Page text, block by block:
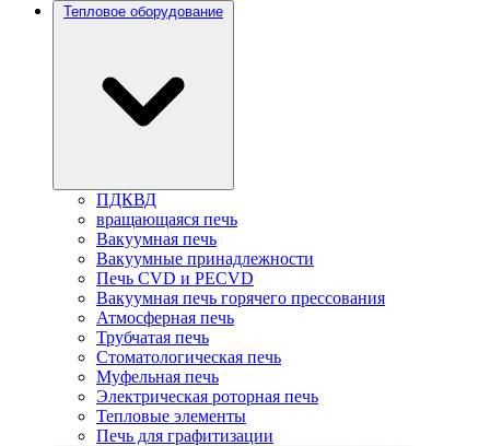
Тепловое оборудование
ПДКВД
вращающаяся печь
Вакуумная печь
Вакуумные принадлежности
Печь CVD и PECVD
Вакуумная печь горячего прессования
Атмосферная печь
Трубчатая печь
Стоматологическая печь
Муфельная печь
Электрическая роторная печь
Тепловые элементы
Печь для графитизации